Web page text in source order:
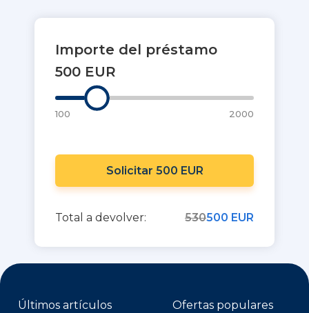
Importe del préstamo
500 EUR
100 2000
Solicitar 500 EUR
Total a devolver: 530500 EUR
Últimos artículos Ofertas populares